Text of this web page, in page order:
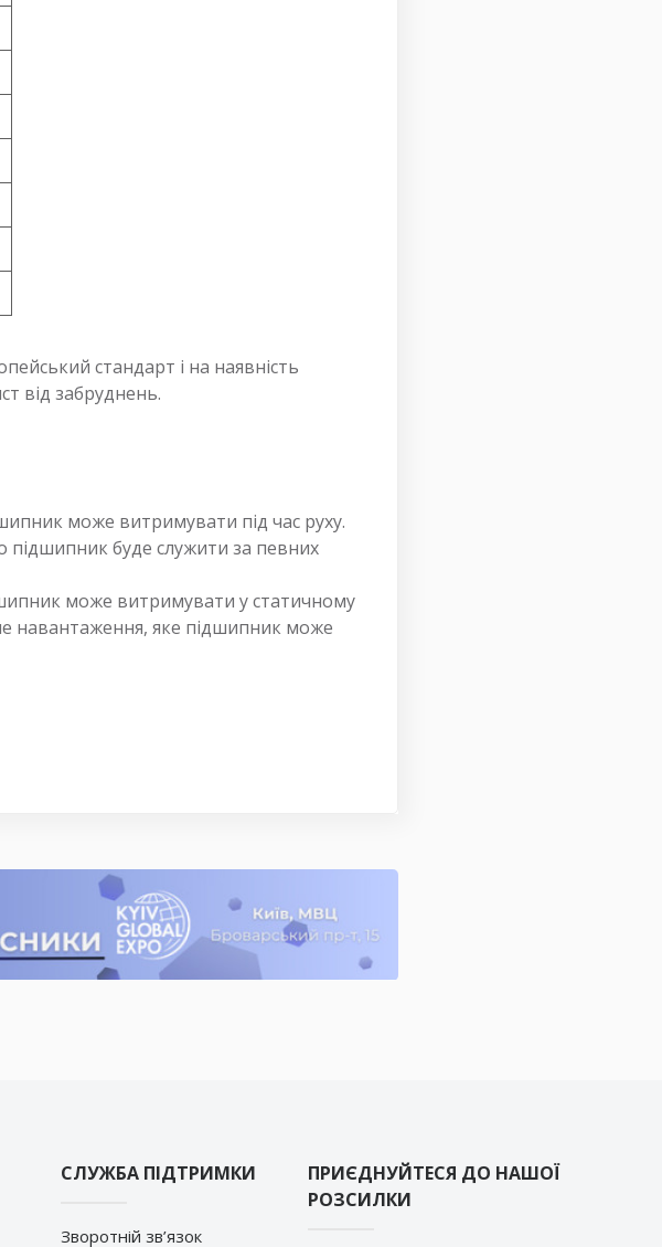
стандарт і на наявність
від забруднень.
може витримувати під час руху.
підшипник буде служити за певних
може витримувати у статичному
навантаження, яке підшипник може
СЛУЖБА ПІДТРИМКИ
Зворотній зв’язок
ПРИЄДНУЙТЕСЯ ДО НАШОЇ
РОЗСИЛКИ